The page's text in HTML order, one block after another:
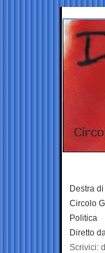
Destra
Circolo
Politica
Diretto
Scrivici: